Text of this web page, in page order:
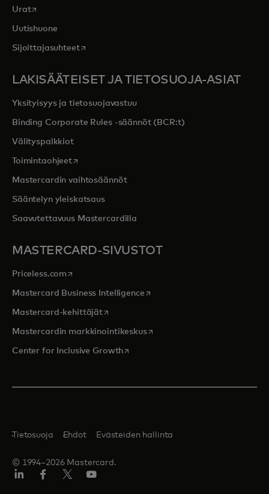
Uratopens in a new tab
Uutishuone
Sijoittajasuhteetopens in a new tab
LAKISÄÄTEISET JA TIETOSUOJA-ASIAT
Yksityisyys ja tietosuojavastuu
Binding Corporate Rules -säännöt (BCR:t)
Välityspalkkiot
Toimintaohjeetopens in a new tab
Mastercardin vaihtosäännöt
Sääntelyn yleiskatsaus
Saavutettavuus Mastercardilla
MASTERCARD-SIVUSTOT
Priceless.com opens in a new tab
Mastercard Business Intelligenceopens in a new tab
Mastercard-kehittäjätopens in a new tab
Mastercardin markkinointikeskusopens in a new tab
Center for Inclusive Growthopens in a new tab
© 1994–2026 Mastercard.
Tietosuoja Ehdot Evästeiden hallinta